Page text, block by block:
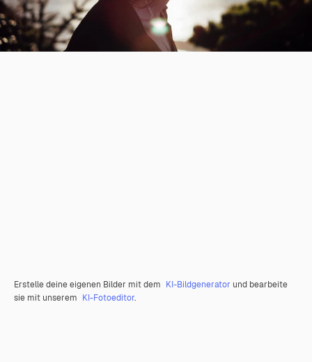
Erstelle deine eigenen Bilder mit dem KI-Bildgenerator und bearbeite
sie mit unserem KI-Fotoeditor.